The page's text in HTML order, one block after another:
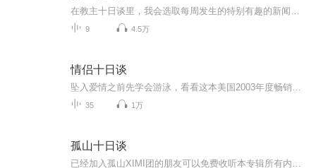
9 4.5万
情侣十日谈
35 1万
孤山十日谈